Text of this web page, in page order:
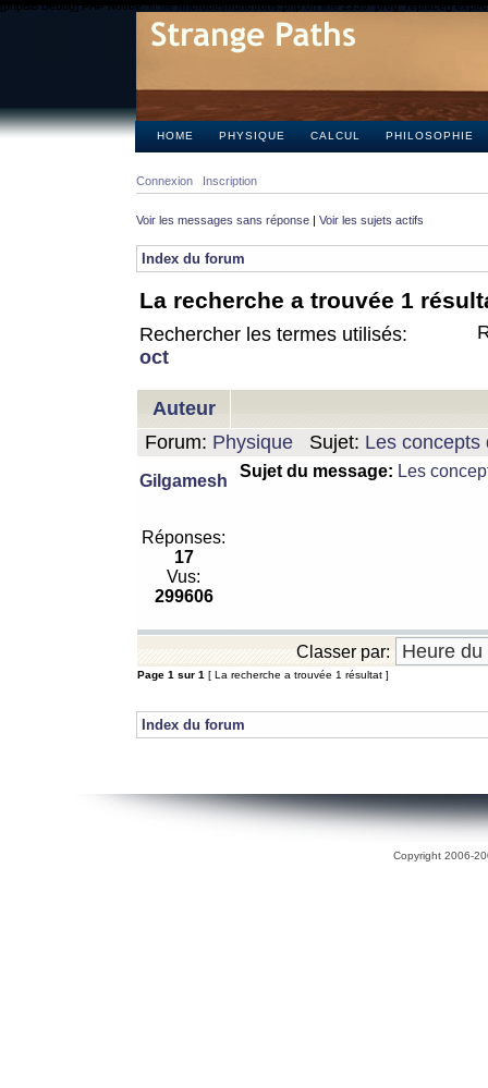
[phpBB Debug] PHP Notice: in file/includes/functions.phpon line2355:preg_replace()
HOME PHYSIQUE CALCUL PHILOSOPHIE
Connexion Inscription
Voir les messages sans réponse | Voir les sujets actifs
Index du forum
La recherche a trouvée 1
Rechercher les termes utilisés:
oct
Auteur
Forum: Physique Sujet: Les concepts
Gilgamesh
Sujet du message: Les
Réponses:
17
Vus:
299606
Classer par:
Page 1 sur 1 [ La recherche a trouvée 1 résultat ]
Index du forum
Copyright 2006-